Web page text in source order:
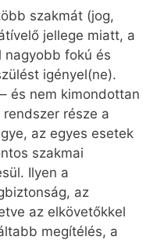
szakmát (jog,
jellege miatt, a
nagyobb fokú és
igényel(ne).
és nem kimondottan
része a
az egyes esetek
szakmai
Ilyen a
az
az elkövetőkkel
megítélés, a